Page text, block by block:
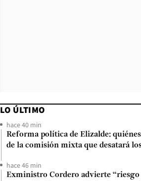
LO ÚLTIMO
hace 40 min
Reforma política de Elizalde:
de la comisión mixta que desatará
hace 46 min
Exministro Cordero advierte